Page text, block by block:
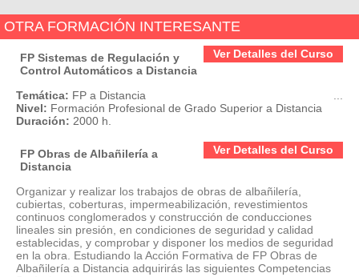
OTRA FORMACIÓN INTERESANTE
Ver Detalles del Curso
FP Sistemas de Regulación y
Control Automáticos a Distancia
Temática: FP a Distancia
Nivel: Formación Profesional de Grado Superior a Distancia
Duración: 2000 h.
Ver Detalles del Curso
FP Obras de Albañilería a
Distancia
Organizar y realizar los trabajos de obras de albañilería,
cubiertas, coberturas, impermeabilización, revestimientos
continuos conglomerados y construcción de conducciones
lineales sin presión, en condiciones de seguridad y calidad
establecidas, y comprobar y disponer los medios de seguridad
en la obra. Estudiando la Acción Formativa de FP Obras de
Albañilería a Distancia adquirirás las siguientes Competencias